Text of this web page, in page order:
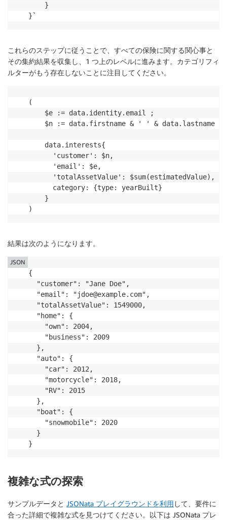
    }
}`
これらのステップに従うことで、すべての保険に関する関心事と
その集約結果を収集し、1 つ上のレベルに進みます。カテゴリフィ
ルターがもう存在しないことに注目してください。
(
    $e := data.identity.email ;
    $n := data.firstname & ' ' & data.lastname ;
    data.interests{
      'customer': $n,
      'email': $e,
      'totalAssetValue': $sum(estimatedValue),
      category: {type: yearBuilt}
    }
結果は次のようになります。
{
  "customer": "Jane Doe",
  "email": "jdoe@example.com",
  "totalAssetValue": 1549000,
  "home": {
    "own": 2004,
    "business": 2009
  },
  "auto": {
    "car": 2012,
    "motorcycle": 2018,
    "RV": 2015
  },
  "boat": {
    "snowmobile": 2020
  }
}
JSON
複雑な式の探索
サンプルデータと JSONata プレイグラウンドを利用 して、要件に
合った詳細で複雑な式を見つけてください。以下は JSONata プレ